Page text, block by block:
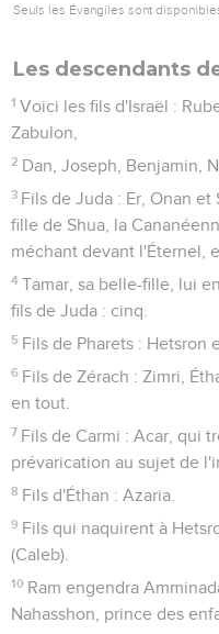
Seuls les Évangiles sont
Les descendants
1 Voici les fils d'Israël :
Zabulon,
2 Dan, Joseph, Benjamin,
3 Fils de Juda : Er, Onan
fille de Shua, la
méchant devant l'Éternel,
4 Tamar, sa belle-fille, lui
fils de Juda : cinq.
5 Fils de Pharets : Hetsron
6 Fils de Zérach : Zimri,
en tout.
7 Fils de Carmi : Acar, qui
prévarication au sujet de
8 Fils d'Éthan : Azaria.
9 Fils qui naquirent à
(Caleb).
10 Ram engendra
Nahasshon, prince des